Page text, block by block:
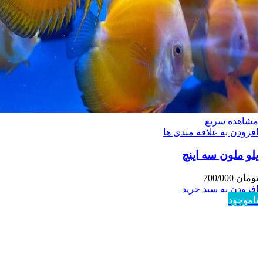
مشاهده سریع
افزودن به علاقه مندی ها
یلو ملون سه اینچ
تومان
افزودن به سبد خرید
ناموجود